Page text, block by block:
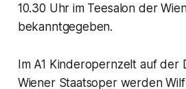
10.30 Uhr im Teesalon der
bekanntgegeben.
Im A1 Kinderopernzelt auf der
Wiener Staatsoper werden